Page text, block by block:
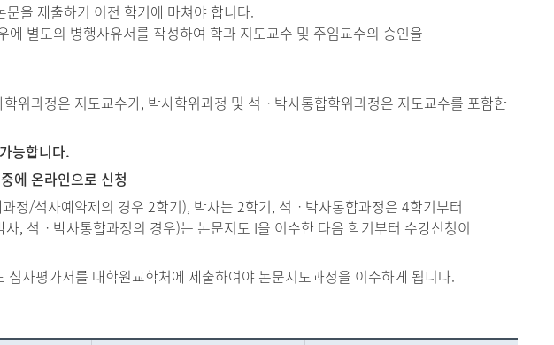
을 제출하기 이전 학기에 마쳐야 합니다.
별도의 병행사유서를 작성하여 학과 지도교수 및 주임교수의 승인을
위과정은 지도교수가, 박사학위과정 및 석ㆍ박사통합학위과정은 지도교수를 포함한
능합니다.
에 온라인으로 신청
정/석사예약제의 경우 2학기), 박사는 2학기, 석ㆍ박사통합과정은 4학기부터
, 석ㆍ박사통합과정의 경우)는 논문지도 I을 이수한 다음 학기부터 수강신청이
심사평가서를 대학원교학처에 제출하여야 논문지도과정을 이수하게 됩니다.